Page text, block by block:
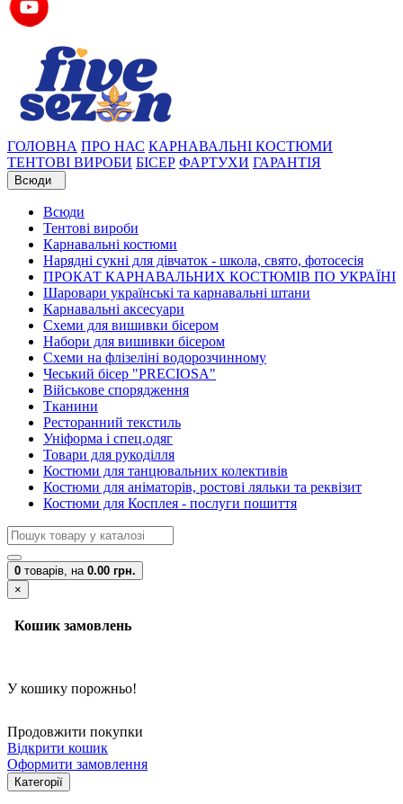
ГОЛОВНА ПРО НАС КАРНАВАЛЬНІ КОСТЮМИ
ТЕНТОВІ ВИРОБИ БІСЕР ФАРТУХИ ГАРАНТІЯ
Всюди
Всюди
Тентові вироби
Карнавальні костюми
Нарядні сукні для дівчаток - школа, свято, фотосесія
ПРОКАТ КАРНАВАЛЬНИХ КОСТЮМІВ ПО УКРАЇНІ
Шаровари українські та карнавальні штани
Карнавальні аксесуари
Схеми для вишивки бісером
Набори для вишивки бісером
Схеми на флізеліні водорозчинному
Чеський бісер "PRECIOSA"
Військове спорядження
Тканини
Ресторанний текстиль
Уніформа і спец.одяг
Товари для рукоділля
Костюми для танцювальних колективів
Костюми для аніматорів, ростові ляльки та реквізит
Костюми для Косплея - послуги пошиття
0 товарів, на 0.00 грн.
×
Кошик замовлень
У кошику порожньо!
Продовжити покупки
Відкрити кошик
Оформити замовлення
Категорії